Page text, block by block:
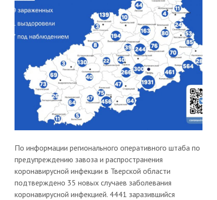
По информации регионального оперативного штаба по
предупреждению завоза и распространения
коронавирусной инфекции в Тверской области
подтверждено 35 новых случаев заболевания
коронавирусной инфекцией. 4441 заразившийся